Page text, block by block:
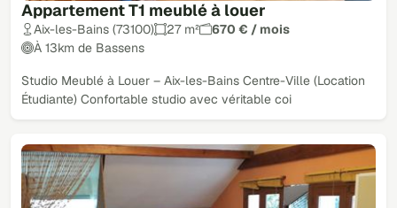
Appartement T1 meublé à louer
Aix-les-Bains (73100) 27 m²
670 € / mois
À 13km de Bassens
Studio Meublé à Louer – Aix-les-Bains Centre-Ville (Location
Étudiante) Confortable studio avec véritable coi